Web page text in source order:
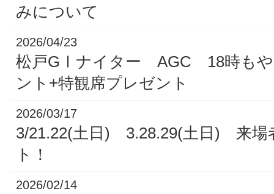
みについて
2026/04/23
松戸GⅠナイター AGC 18時もや
ント+特観席プレゼント
2026/03/17
3/21.22(土日) 3.28.29(土日) 来場
ト！
2026/02/14